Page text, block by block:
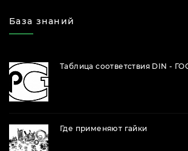
База знаний
Таблица соответствия DIN -
Где применяют гайки